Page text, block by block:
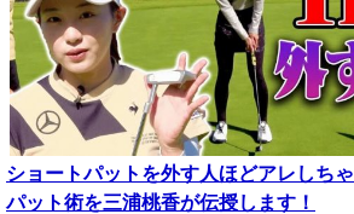
ショートパットを外す人ほどアレしち
パット術を三浦桃香が伝授します！